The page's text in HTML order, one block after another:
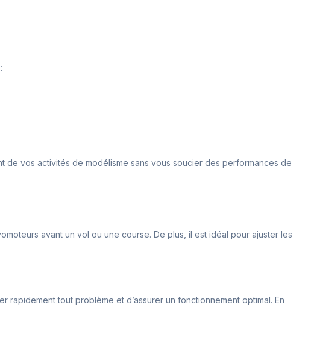
vos activités de modélisme sans vous soucier des performances de
avant un vol ou une course. De plus, il est idéal pour ajuster les
tout problème et d’assurer un fonctionnement optimal. En